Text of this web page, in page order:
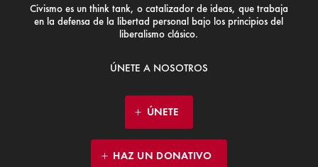
Civismo es un think tank, o catalizador de ideas, que trabaja
en la defensa de la libertad personal bajo los principios del
liberalismo clásico.
ÚNETE A NOSOTROS
ÚNETE
HAZ UN DONATIVO